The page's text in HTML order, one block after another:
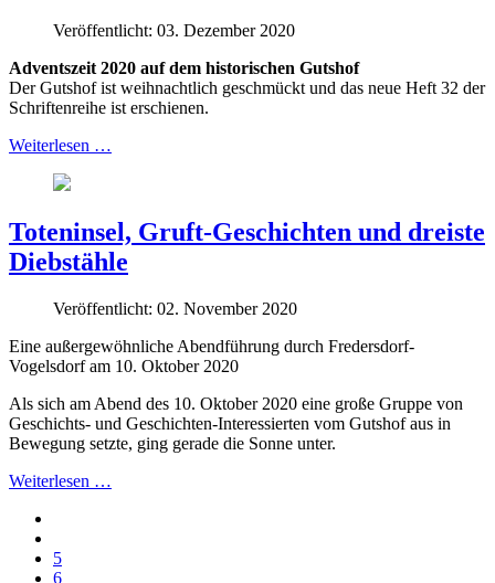
Veröffentlicht: 03. Dezember 2020
Adventszeit 2020 auf dem historischen Gutshof
Der Gutshof ist weihnachtlich geschmückt und das neue Heft 32 der
Schriftenreihe ist erschienen.
Weiterlesen …
Toteninsel, Gruft-Geschichten und dreiste
Diebstähle
Veröffentlicht: 02. November 2020
Eine außergewöhnliche Abendführung durch Fredersdorf-
Vogelsdorf am 10. Oktober 2020
Als sich am Abend des 10. Oktober 2020 eine große Gruppe von
Geschichts- und Geschichten-Interessierten vom Gutshof aus in
Bewegung setzte, ging gerade die Sonne unter.
Weiterlesen …
5
6